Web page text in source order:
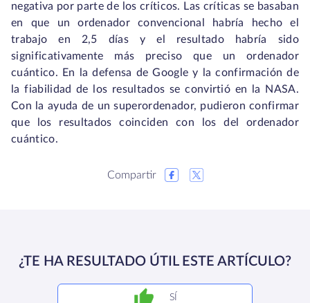
negativa por parte de los críticos. Las críticas se basaban
en que un ordenador convencional habría hecho el
trabajo en 2,5 días y el resultado habría sido
significativamente más preciso que un ordenador
cuántico. En la defensa de Google y la confirmación de
la fiabilidad de los resultados se convirtió en la NASA.
Con la ayuda de un superordenador, pudieron confirmar
que los resultados coinciden con los del ordenador
cuántico.
Compartir
¿TE HA RESULTADO ÚTIL ESTE ARTÍCULO?
SÍ